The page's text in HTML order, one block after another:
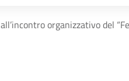
organizzativo del